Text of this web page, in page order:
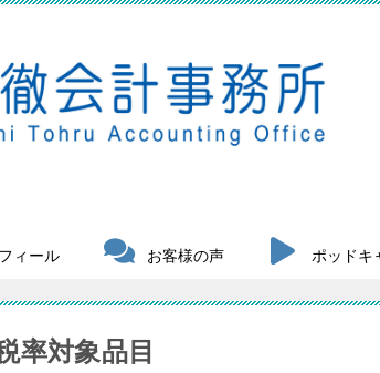
ィール お客様の声 ポッドキ
率対象品目